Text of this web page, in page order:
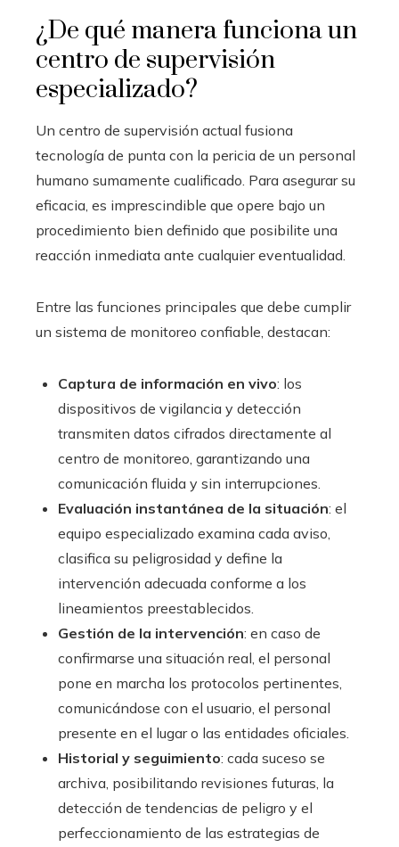
¿De qué manera funciona un
centro de supervisión
especializado?
Un centro de supervisión actual fusiona
tecnología de punta con la pericia de un personal
humano sumamente cualificado. Para asegurar su
eficacia, es imprescindible que opere bajo un
procedimiento bien definido que posibilite una
reacción inmediata ante cualquier eventualidad.
Entre las funciones principales que debe cumplir
un sistema de monitoreo confiable, destacan:
Captura de información en vivo: los
dispositivos de vigilancia y detección
transmiten datos cifrados directamente al
centro de monitoreo, garantizando una
comunicación fluida y sin interrupciones.
Evaluación instantánea de la situación: el
equipo especializado examina cada aviso,
clasifica su peligrosidad y define la
intervención adecuada conforme a los
lineamientos preestablecidos.
Gestión de la intervención: en caso de
confirmarse una situación real, el personal
pone en marcha los protocolos pertinentes,
comunicándose con el usuario, el personal
presente en el lugar o las entidades oficiales.
Historial y seguimiento: cada suceso se
archiva, posibilitando revisiones futuras, la
detección de tendencias de peligro y el
perfeccionamiento de las estrategias de